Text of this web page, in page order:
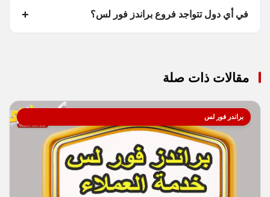
في أي دول تتواجد فروع براندز فور لس؟
مقالات ذات صلة
براندر فور لس